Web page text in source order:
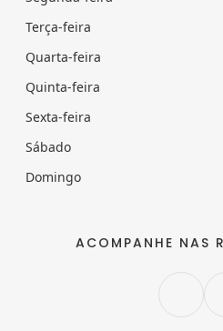
Terça-feira
Quarta-feira
Quinta-feira
Sexta-feira
Sábado
Domingo
ACOMPANHE NAS